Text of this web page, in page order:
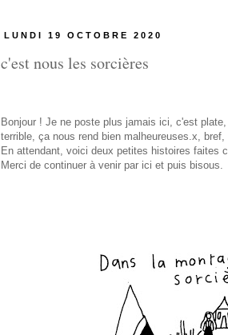
LUNDI 19 OCTOBRE 2020
c'est nous les sorcières
Bonjour ! Je ne poste plus jamais ici, c'est
terrible, ça nous rend bien malheureuses.x,
En attendant, voici deux petites histoires faites
Merci de continuer à venir par ici et puis bisous.